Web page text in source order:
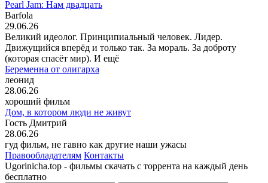
Pearl Jam: Нам двадцать
Barfola
29.06.26
Великий идеолог. Принципиальный человек. Лидер.
Движущийся вперёд и только так. За мораль. За доброту
(которая спасёт мир). И ещё
Беременна от олигарха
леонид
28.06.26
хороший фильм
Дом, в котором люди не живут
Гость Дмитрий
28.06.26
гуд фильм, не гавно как другие наши ужасы
Правообладателям Контакты
Ugorinicha.top - фильмы скачать с торрента на каждый день
бесплатно